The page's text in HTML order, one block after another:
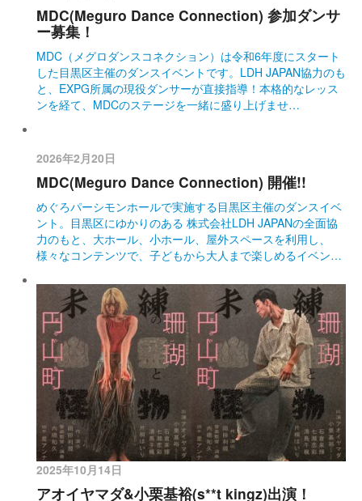
MDC(Meguro Dance Connection) 参加ダンサ
ー募集！
MDC（メグロダンスコネクション）は令和6年度にスタート
した目黒区主催のダンスイベントです。LDH JAPAN協力のも
と、EXPG所属の現役ダンサーが直接指導！本格的なレッス
ンを経て、MDCのステージを一緒に盛り上げませ…
2026年2月20日
MDC(Meguro Dance Connection) 開催!!
めぐろパーシモンホールで実施する目黒区主催のダンスイベ
ント。目黒区にゆかりのある 株式会社LDH JAPANの全面協
力のもと、大ホール、小ホール、屋外スペースを利用し、
様々なコンテンツで、子どもから大人まで楽しめるイベン…
2025年10月14日
アオイヤマダ&小栗基裕(s**t kingz)出演！